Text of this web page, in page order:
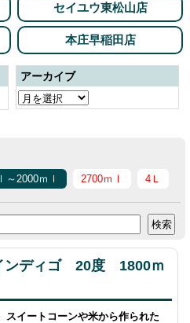
セイユウ東松山店
本庄早稲田店
アーカイブ
～2000ｍｌ 2700ｍｌ 4Ｌ
ンディゴ 20度 1800ｍ
スイートコーンや米から作られた